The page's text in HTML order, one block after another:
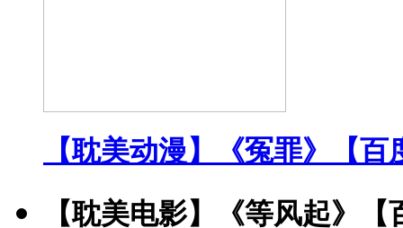
【耽美动漫】《冤罪》【
【耽美电影】《等风起》【